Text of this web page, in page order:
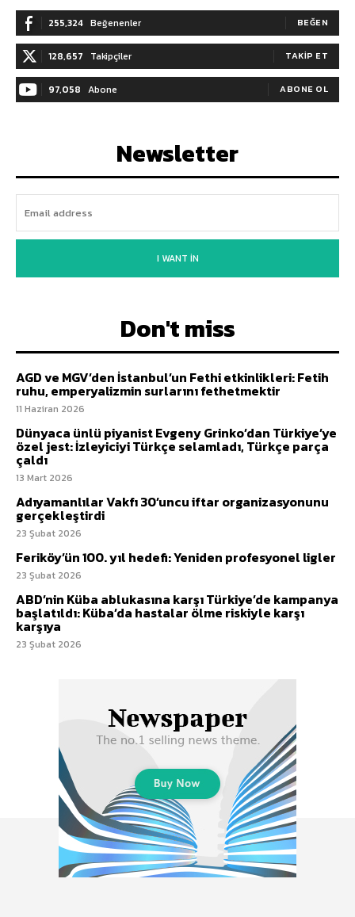
255,324 Beğenenler BEĞEN
128,657 Takipçiler TAKIP ET
97,058 Abone ABONE OL
Newsletter
I WANT IN
Don't miss
AGD ve MGV’den İstanbul’un Fethi etkinlikleri: Fetih
ruhu, emperyalizmin surlarını fethetmektir
11 Haziran 2026
Dünyaca ünlü piyanist Evgeny Grinko’dan Türkiye’ye
özel jest: İzleyiciyi Türkçe selamladı, Türkçe parça
çaldı
13 Mart 2026
Adıyamanlılar Vakfı 30’uncu iftar organizasyonunu
gerçekleştirdi
23 Şubat 2026
Feriköy’ün 100. yıl hedefi: Yeniden profesyonel ligler
23 Şubat 2026
ABD’nin Küba ablukasına karşı Türkiye’de kampanya
başlatıldı: Küba’da hastalar ölme riskiyle karşı
karşıya
23 Şubat 2026